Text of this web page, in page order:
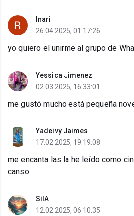
Inari
26.04.2025, 01:17:26
yo quiero el unirme al grupo de
Yessica Jimenez
02.03.2025, 16:33:01
me gustó mucho está pequeña
Yadeivy Jaimes
17.02.2025, 19:19:08
me encanta las la he leído como
canso
SilA
12.02.2025, 06:10:35